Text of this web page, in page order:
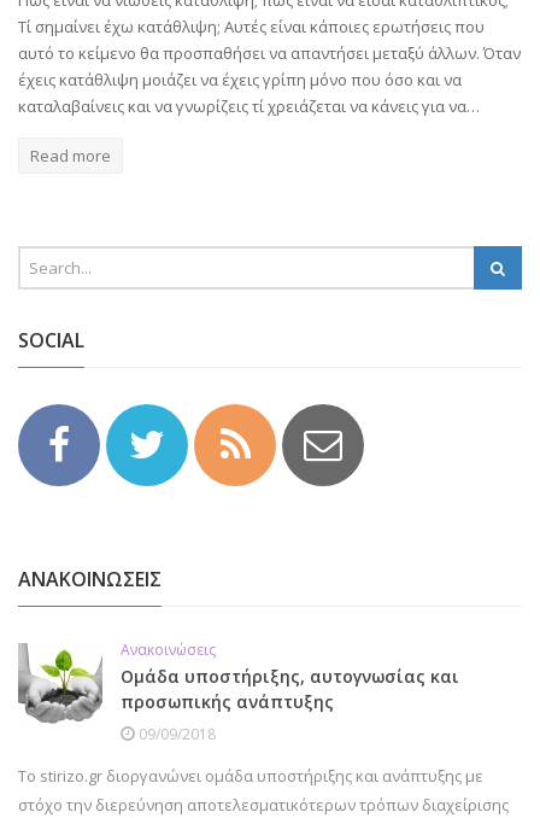
Τί σημαίνει έχω κατάθλιψη; Αυτές είναι κάποιες ερωτήσεις που
αυτό το κείμενο θα προσπαθήσει να απαντήσει μεταξύ άλλων. Όταν
έχεις κατάθλιψη μοιάζει να έχεις γρίπη μόνο που όσο και να
καταλαβαίνεις και να γνωρίζεις τί χρειάζεται να κάνεις για να…
Read more
SOCIAL
ΑΝΑΚΟΙΝΩΣΕΙΣ
Ανακοινώσεις
Ομάδα υποστήριξης, αυτογνωσίας και
προσωπικής ανάπτυξης
09/09/2018
Το stirizo.gr διοργανώνει ομάδα υποστήριξης και ανάπτυξης με
στόχο την διερεύνηση αποτελεσματικότερων τρόπων διαχείρισης